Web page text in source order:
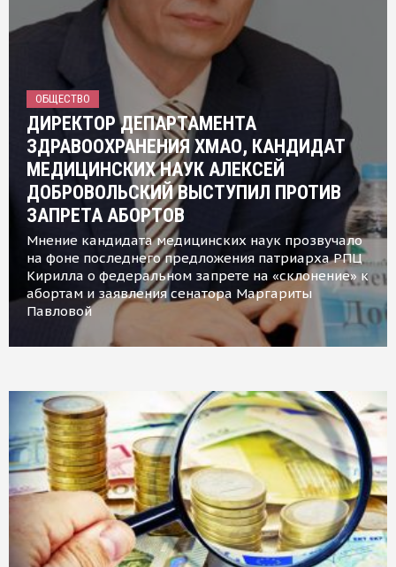
ОБЩЕСТВО
ДИРЕКТОР ДЕПАРТАМЕНТА
ЗДРАВООХРАНЕНИЯ ХМАО, КАНДИДАТ
МЕДИЦИНСКИХ НАУК АЛЕКСЕЙ
ДОБРОВОЛЬСКИЙ ВЫСТУПИЛ ПРОТИВ
ЗАПРЕТА АБОРТОВ
Мнение кандидата медицинских наук прозвучало
на фоне последнего предложения патриарха РПЦ
Кирилла о федеральном запрете на «склонение» к
абортам и заявления сенатора Маргариты
Павловой